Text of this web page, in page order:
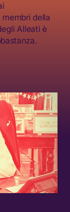
della
Alleati è